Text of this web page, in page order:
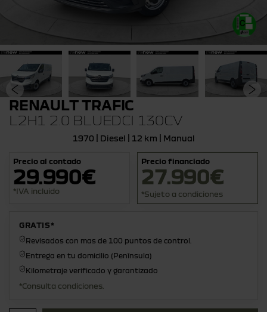
RENAULT TRAFIC
L2H1 2.0 BLUEDCI 130CV
1970 | Diesel | 12 km | Manual
Precio al contado
29.990€
*IVA incluido
Precio financiado
27.990€
*Sujeto a condiciones
GRATIS*
Revisados con mas de 100 puntos de control.
Entrega en tu domicilio (Península)
Kilometraje verificado y garantizado
*Consulta condiciones.